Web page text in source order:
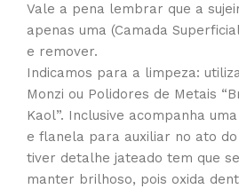
Vale a pena lembrar que a
apenas uma (Camada
e remover.
Indicamos para a limpeza:
Monzi ou Polidores de Metais
Kaol”. Inclusive acompanha
e flanela para auxiliar no ato
tiver detalhe jateado tem que
manter brilhoso, pois oxida